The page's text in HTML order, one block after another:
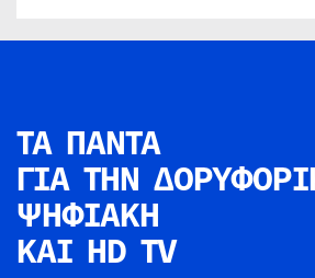
ΤΑ ΠΑΝΤΑ
ΓΙΑ ΤΗΝ
ΨΗΦΙΑΚΗ
ΚΑΙ HD TV